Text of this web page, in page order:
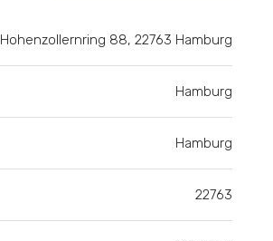
Hohenzollernring 88, 22763 Hamburg
Hamburg
Hamburg
22763